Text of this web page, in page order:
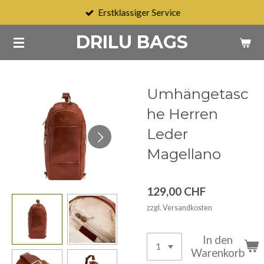
springen
DRILU BAGS
Erstklassiger Service
Umhängetasc
he Herren
Leder
Magellano
129,00 CHF
zzgl. Versandkosten
In den
Warenkorb